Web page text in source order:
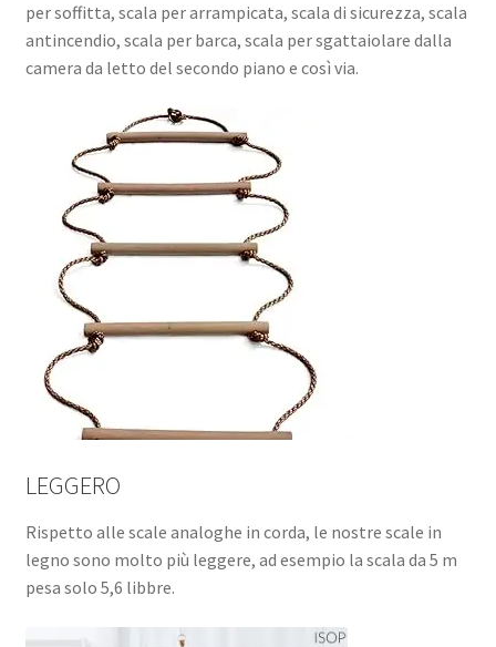
per soffitta, scala per arrampicata, scala di sicurezza, scala
antincendio, scala per barca, scala per sgattaiolare dalla
camera da letto del secondo piano e così via.
LEGGERO
Rispetto alle scale analoghe in corda, le nostre scale in
legno sono molto più leggere, ad esempio la scala da 5 m
pesa solo 5,6 libbre.